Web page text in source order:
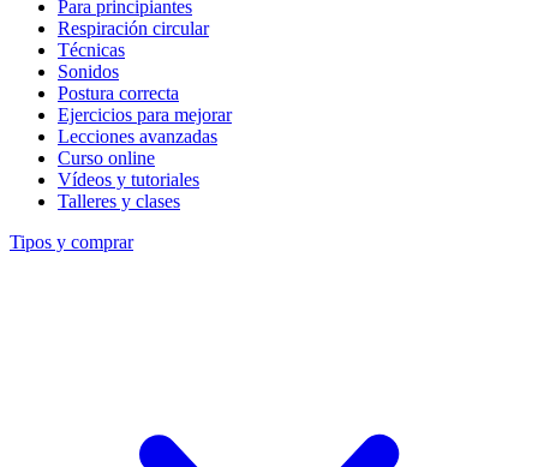
Para principiantes
Respiración circular
Técnicas
Sonidos
Postura correcta
Ejercicios para mejorar
Lecciones avanzadas
Curso online
Vídeos y tutoriales
Talleres y clases
Tipos y comprar